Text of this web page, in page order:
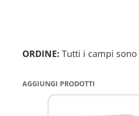
ORDINE: Tutti i campi
AGGIUNGI PRODOTTI